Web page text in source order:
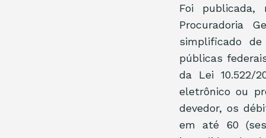
Foi publicada,
Procuradoria
simplificado
públicas
da Lei 10.522/
eletrônico ou
devedor, os
em até 60